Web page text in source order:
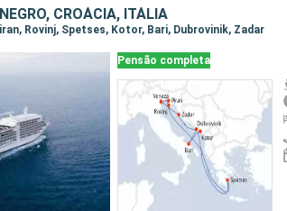
CROÁCIA, ITÁLIA
Rovinj, Spetses, Kotor, Bari, Dubrovinik, Zadar
Pensão completa